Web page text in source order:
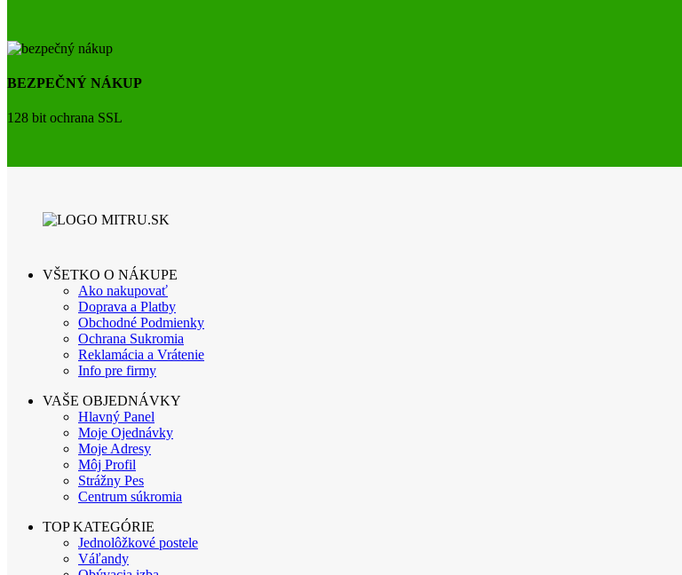
BEZPEČNÝ NÁKUP
128 bit ochrana SSL
VŠETKO O NÁKUPE
Ako nakupovať
Doprava a Platby
Obchodné Podmienky
Ochrana Sukromia
Reklamácia a Vrátenie
Info pre firmy
VAŠE OBJEDNÁVKY
Hlavný Panel
Moje Ojednávky
Moje Adresy
Môj Profil
Strážny Pes
Centrum súkromia
TOP KATEGÓRIE
Jednolôžkové postele
Váľandy